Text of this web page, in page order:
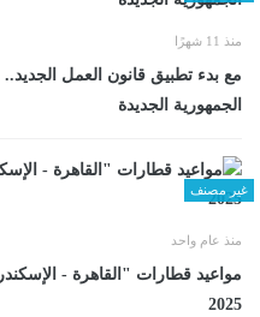
منذ 11 شهرًا
مع بدء تطبيق قانون العمل
الجمهورية الجديدة
غير مصنف
منذ عام واحد
2025